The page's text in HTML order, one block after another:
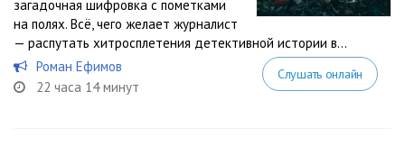
загадочная шифровка с пометками
на полях. Всё, чего желает журналист
— распутать хитросплетения детективной истории в...
Роман Ефимов
22 часа 14 минут
Слушать онлайн